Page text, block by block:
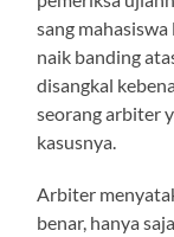
sang
naik banding
disangkal
seorang arbiter
kasusnya.
Arbiter
benar, hanya